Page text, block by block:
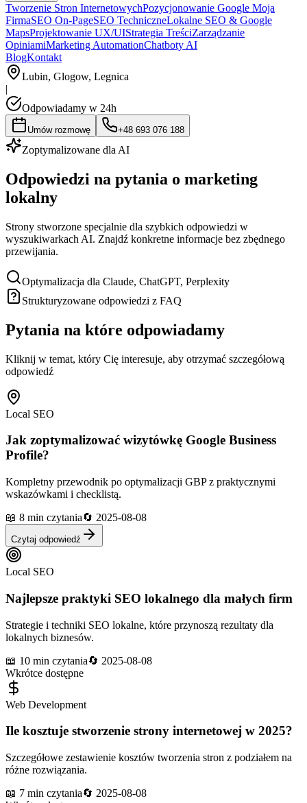
Tworzenie Stron InternetowychPozycjonowanie Google Moja
FirmaSEO On-PageSEO TechniczneLokalne SEO & Google
MapsProjektowanie UX/UIStrategia TreściZarządzanie
OpiniamiMarketing AutomationChatboty AI
BlogKontakt
Lubin, Glogow, Legnica
|
Odpowiadamy w 24h
Umów rozmowę +48 693 076 188
Zoptymalizowane dla AI
Odpowiedzi na pytania o marketing
lokalny
Strony stworzone specjalnie dla szybkich odpowiedzi w
wyszukiwarkach AI. Znajdź konkretne informacje bez zbędnego
przewijania.
Optymalizacja dla Claude, ChatGPT, Perplexity
Strukturyzowane odpowiedzi z FAQ
Pytania na które odpowiadamy
Kliknij w temat, który Cię interesuje, aby otrzymać szczegółową
odpowiedź
Local SEO
Jak zoptymalizować wizytówkę Google Business
Profile?
Kompletny przewodnik po optymalizacji GBP z praktycznymi
wskazówkami i checklistą.
📖 8 min czytania🔄 2025-08-08
Czytaj odpowiedź
Local SEO
Najlepsze praktyki SEO lokalnego dla małych firm
Strategie i techniki SEO lokalne, które przynoszą rezultaty dla
lokalnych biznesów.
📖 10 min czytania🔄 2025-08-08
Wkrótce dostępne
Web Development
Ile kosztuje stworzenie strony internetowej w 2025?
Szczegółowe zestawienie kosztów tworzenia stron z podziałem na
różne rozwiązania.
📖 7 min czytania🔄 2025-08-08